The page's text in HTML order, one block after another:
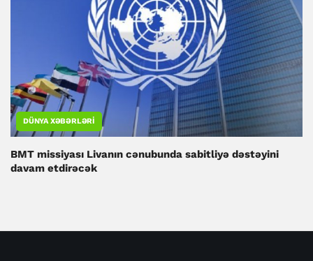
DÜNYA XƏBƏRLƏRI
BMT missiyası Livanın cənubunda sabitliyə dəstəyini
davam etdirəcək